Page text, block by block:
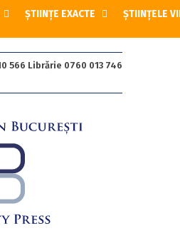
ȘTIINȚE EXACTE ȘTIINȚELE
566 Librărie 0760 013 746